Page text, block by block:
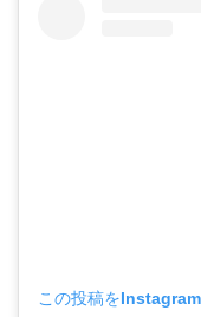
この投稿を